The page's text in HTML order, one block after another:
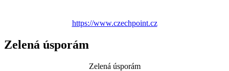
https://www.czechpoint.cz
Zelená úsporám
Zelená úsporám